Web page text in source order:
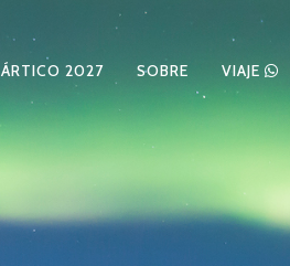
ÁRTICO 2027 SOBRE VIAJE